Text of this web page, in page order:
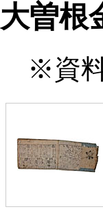
大曽根
※資